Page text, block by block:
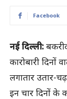
Facebook
नई दिल्ली:
कारोबारी दिनों
लगातार उतार-
इन चार दिनों के